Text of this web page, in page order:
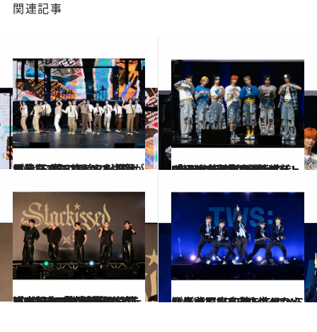
関連記事
2024.5.28
日産スタジアムで14万人が熱狂！これからも進化するSEVENTEENの決意がみえた“夢の舞台”をお届け
カルチャー 2025.6.12
「沼ったら抜け出せないグループに」BTS、SEVENTEENらを擁するHYBEが手掛ける新世代J-POPボーイズグループ「aoen」がついにデビュー【独占写真多数】
カルチャー
2025.10.23
【ドームツアー追加公演決定】TOMORROW X TOGETHERが直接サプライズ報告「期待してください！ MOAちゃん！」MOAへの愛情が示されたショーケースの様子をレポ
カルチャー 2024.3.5
注目のK-POP第5世代TWSが先輩のSEVENTEENからおごってもらったものは？【写真多数】
カルチャー